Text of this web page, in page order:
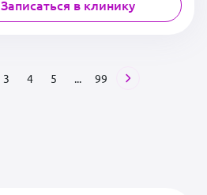
Записаться в клинику
3 4 5 ... 99